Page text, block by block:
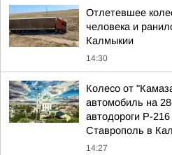
Отлетевшее
человека и
Калмыкии
14:30
Колесо от
автомобиль на
автодороги Р-
Ставрополь в
14:27